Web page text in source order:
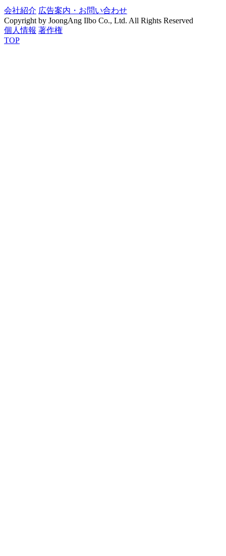
会社紹介 広告案内・お問い合わせ
Copyright by JoongAng Ilbo Co., Ltd. All Rights Reserved
個人情報 著作権
TOP